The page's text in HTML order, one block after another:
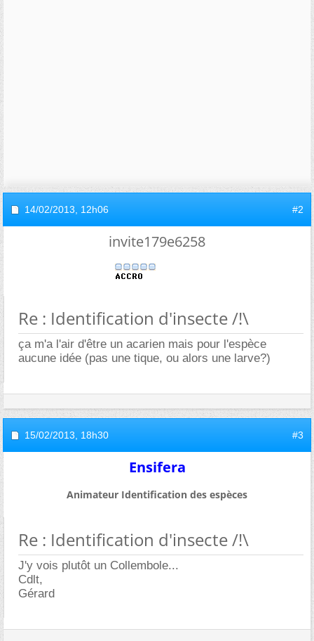
14/02/2013, 12h06 #2
invite179e6258
Re : Identification d'insecte /!\
ça m'a l'air d'être un acarien mais pour l'espèce
aucune idée (pas une tique, ou alors une larve?)
15/02/2013, 18h30 #3
Ensifera
Animateur Identification des espèces
Re : Identification d'insecte /!\
J'y vois plutôt un Collembole...
Cdlt,
Gérard